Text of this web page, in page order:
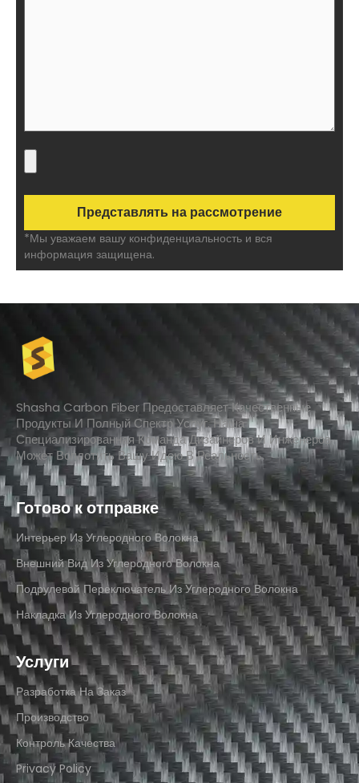
*Мы уважаем вашу конфиденциальность и вся
информация защищена.
Shasha Carbon Fiber Предоставляет Качественные
Продукты И Полный Спектр Услуг. Наша
Специализированная Команда Дизайнеров И Инженеров
Может Воплотить Вашу Идею В Реальность.
Готово к отправке
Интерьер Из Углеродного Волокна
Внешний Вид Из Углеродного Волокна
Подрулевой Переключатель Из Углеродного Волокна
Накладка Из Углеродного Волокна
Услуги
Разработка На Заказ
Производство
Контроль Качества
Privacy Policy